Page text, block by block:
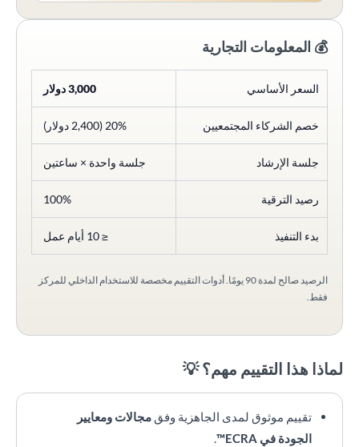
💰 المعلومات التجارية
السعر الأساسي 3,000 دولار
خصم الشركاء المجتمعيين 20% (2,400 دولار)
جلسة الإرشاد جلسة واحدة × ساعتين
رصيد الترقية 100%
بدء التنفيذ ≤ 10 أيام عمل
الرصيد صالح لمدة 90 يومًا. أدوات التقييم مخصصة للاستخدام الداخلي للمركز
فقط.
لماذا هذا التقييم مهم؟ 💡
تقييم موثوق لمدى الجاهزية وفق مجالات ومعايير
الجودة في ECRA™
.